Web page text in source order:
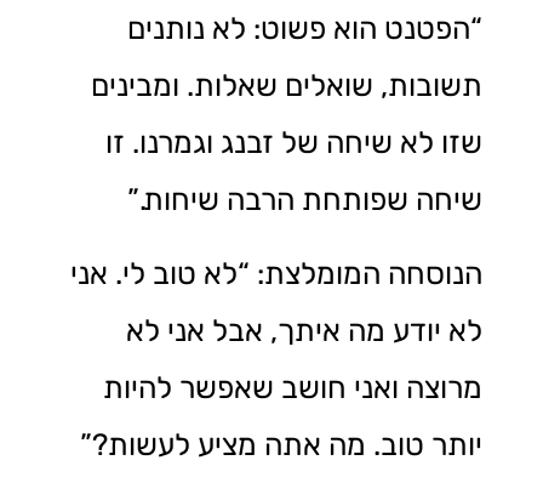
“הפטנט הוא פשוט: לא נותנים
תשובות, שואלים שאלות. ומבינים
שזו לא שיחה של זבנג וגמרנו. זו
שיחה שפותחת הרבה שיחות.”
הנוסחה המומלצת: “לא טוב לי. אני
לא יודע מה איתך, אבל אני לא
מרוצה ואני חושב שאפשר להיות
יותר טוב. מה אתה מציע לעשות?”